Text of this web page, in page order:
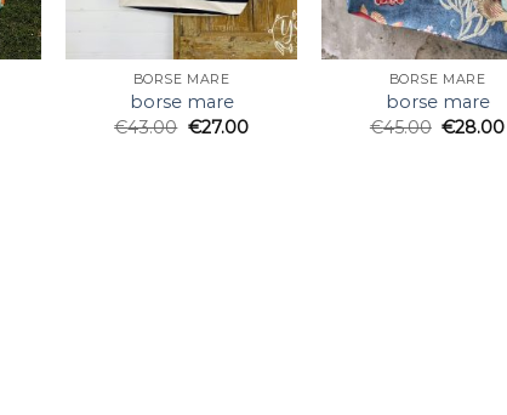
BORSE MARE
borse mare
€43.00 €27.00
BORSE MARE
borse mare
€45.00 €28.00